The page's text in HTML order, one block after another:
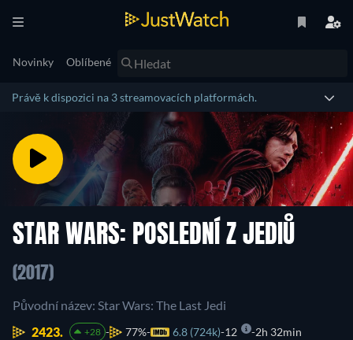
Novinky Oblíbené
Právě k dispozici na 3 streamovacích platformách.
STAR WARS: POSLEDNÍ Z JEDIŮ
(2017)
Původní název: Star Wars: The Last Jedi
2423.
+28 77% 6.8 (724k) 12 2h 32min